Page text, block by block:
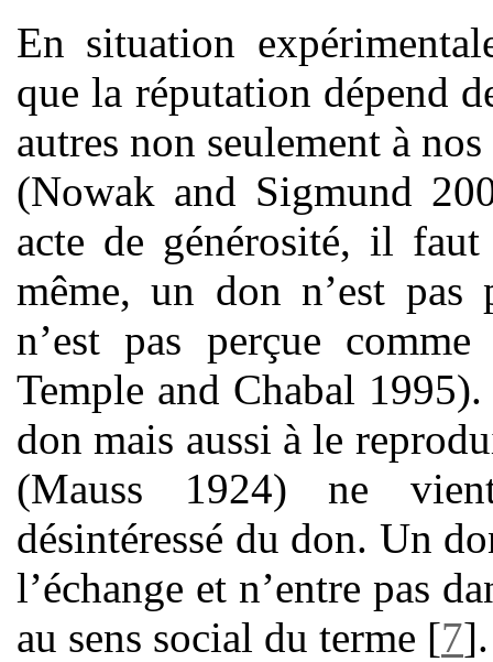
En situation
que la réputation dépend
autres non seulement à
(Nowak and Sigmund
acte de générosité, il
même, un don n’est
n’est pas perçue
Temple and Chabal
don mais aussi à le
(Mauss 1924) ne
désintéressé du don. Un
l’échange et n’entre pas
au sens social du terme [7].